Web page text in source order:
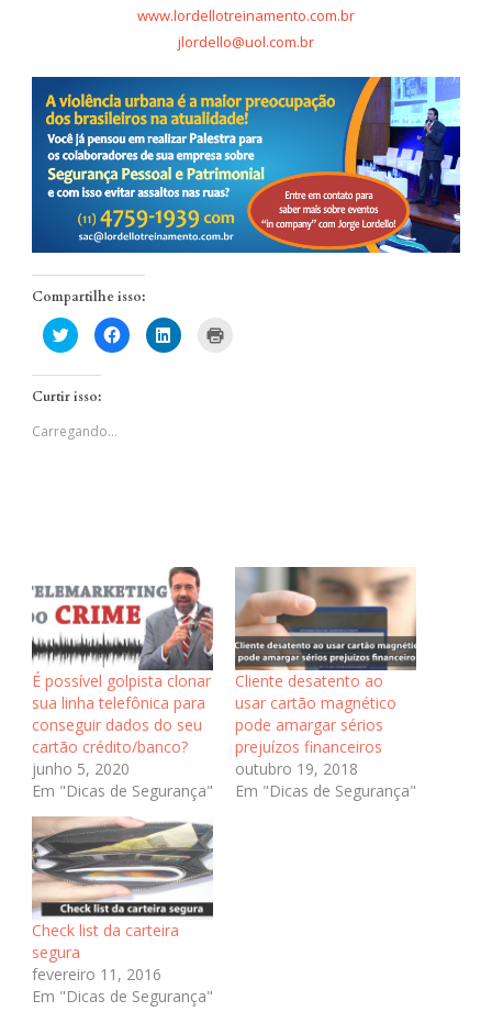
www.lordellotreinamento.com.br
jlordello@uol.com.br
Compartilhe isso:
Clique
para
compartilhar
no
em
janela)
Clique
para
compartilhar
Clique
para
Curtir isso:
Carregando...
É possível golpista clonar
sua linha telefônica para
conseguir dados do seu
cartão crédito/banco?
junho 5, 2020
Em "Dicas de Segurança"
Cliente desatento ao
usar cartão magnético
pode amargar sérios
prejuízos financeiros
outubro 19, 2018
Em "Dicas de Segurança"
Check list da carteira
segura
fevereiro 11, 2016
Em "Dicas de Segurança"